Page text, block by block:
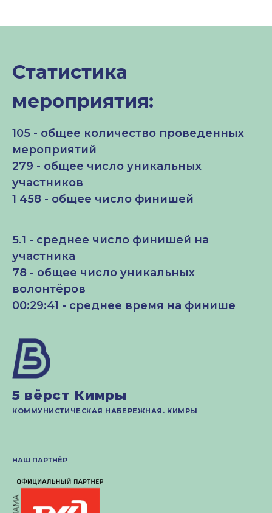
Статистика
мероприятия:
105 - общее количество проведенных
мероприятий
279 - общее число уникальных
участников
1 458 - общее число финишей
5.1 - среднее число финишей на
участника
78 - общее число уникальных
волонтёров
00:29:41 - среднее время на финише
5 вёрст Кимры
КОММУНИСТИЧЕСКАЯ НАБЕРЕЖНАЯ. КИМРЫ
НАШ ПАРТНЁР